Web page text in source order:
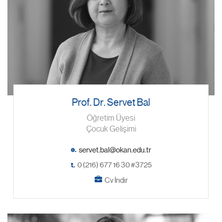
Prof. Dr. Servet Bal
Öğretim Üyesi
Çocuk Gelişimi
e.
t. 0 (216) 677 16 30 #3725
Cv İndir